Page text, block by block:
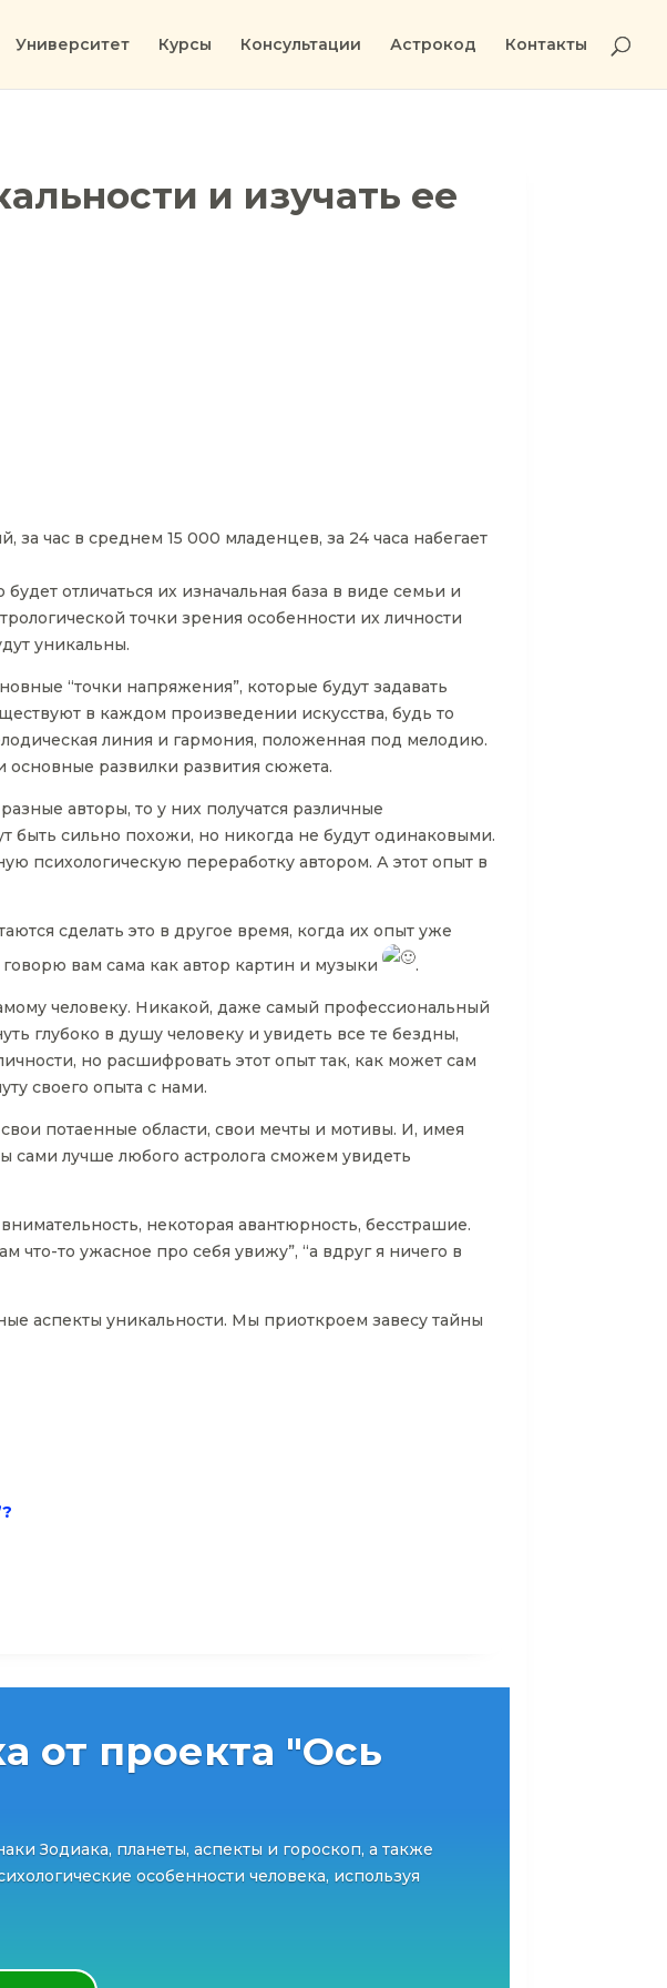
Университет Курсы Консультации Астрокод Контакты
и изучать ее
час в среднем 15 000 младенцев, за 24 часа набегает
отличаться их изначальная база в виде семьи и
точки зрения особенности их личности
уникальны.
“точки напряжения”, которые будут задавать
в каждом произведении искусства, будь то
линия и гармония, положенная под мелодию.
развилки развития сюжета.
авторы, то у них получатся различные
быть сильно похожи, но никогда не будут одинаковыми.
психологическую переработку автором. А этот опыт в
сделать это в другое время, когда их опыт уже
вам сама как автор картин и музыки
.
человеку. Никакой, даже самый профессиональный
глубоко в душу человеку и увидеть все те бездны,
но расшифровать этот опыт так, как может сам
своего опыта с нами.
потаенные области, свои мечты и мотивы. И, имея
сами лучше любого астролога сможем увидеть
некоторая авантюрность, бесстрашие.
что-то ужасное про себя увижу”, “а вдруг я ничего в
аспекты уникальности. Мы приоткроем завесу тайны
от проекта "Ось
Зодиака, планеты, аспекты и гороскоп, а также
особенности человека, используя